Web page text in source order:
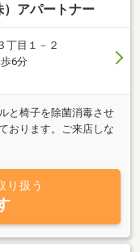
アパートナー
丁目１－２
6分
と椅子を除菌消毒させ
おります。ご来店しな
約、鍵引渡しも可能で
て頂けるようスタッフ
わせ下さい。お待ち致
り扱う